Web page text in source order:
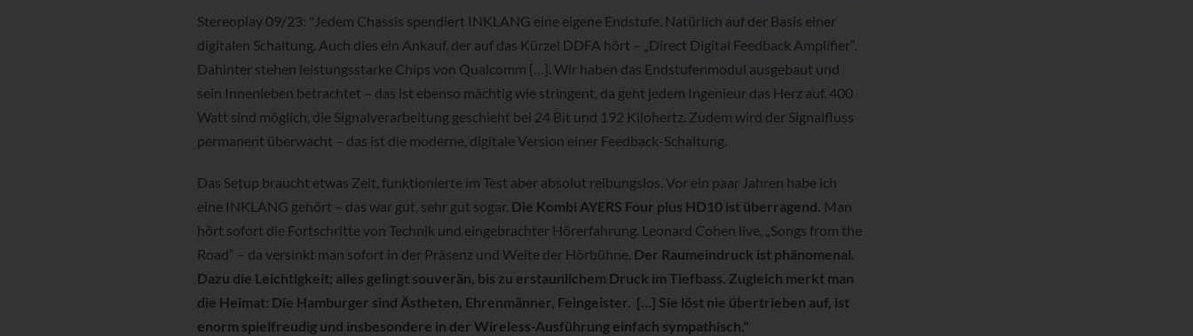
Stereoplay 09/23: "Jedem Chassis spendiert INKLANG eine eigene Endstufe. Natürlich auf der Basis einer
digitalen Schaltung. Auch dies ein Ankauf, der auf das Kürzel DDFA hört – „Direct Digital Feedback Amplifier“.
Dahinter stehen leistungsstarke Chips von Qualcomm […]. Wir haben das Endstufenmodul ausgebaut und
sein Innenleben betrachtet – das ist ebenso mächtig wie stringent, da geht jedem Ingenieur das Herz auf. 400
Watt sind möglich, die Signalverarbeitung geschieht bei 24 Bit und 192 Kilohertz. Zudem wird der Signalfluss
permanent überwacht – das ist die moderne, digitale Version einer Feedback-Schaltung.
Das Setup braucht etwas Zeit, funktionierte im Test aber absolut reibungslos. Vor ein paar Jahren habe ich
eine INKLANG gehört – das war gut, sehr gut sogar. Die Kombi AYERS Four plus HD10 ist überragend. Man
hört sofort die Fortschritte von Technik und eingebrachter Hörerfahrung. Leonard Cohen live, „Songs from the
Road“ – da versinkt man sofort in der Präsenz und Weite der Hörbühne. Der Raumeindruck ist phänomenal.
Dazu die Leichtigkeit; alles gelingt souverän, bis zu erstaunlichem Druck im Tiefbass. Zugleich merkt man
die Heimat: Die Hamburger sind Ästheten, Ehrenmänner, Feingeister. […] Sie löst nie übertrieben auf, ist
enorm spielfreudig und insbesondere in der Wireless-Ausführung einfach sympathisch."